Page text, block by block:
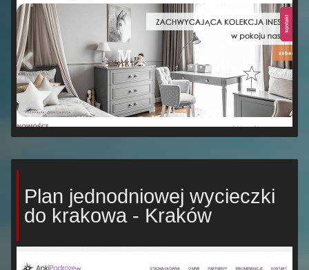
Plan jednodniowej wycieczki
do krakowa - Kraków